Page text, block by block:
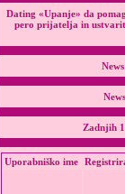
Dating «Upanje» da
pero prijatelja in
Zadnjih
Uporabniško ime